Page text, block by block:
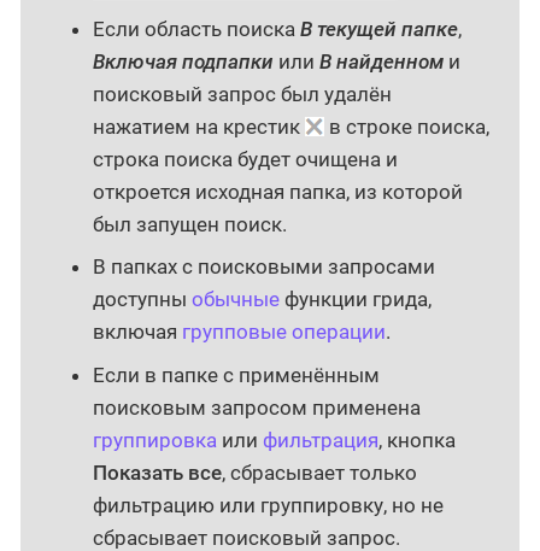
Если область поиска В текущей папке,
Включая подпапки или В найденноми
поисковый запрос был удалён
нажатием на крестик
в строке поиска,
строка поиска будет очищена и
откроется исходная папка, из которой
был запущен поиск.
В папках с поисковыми запросами
доступны обычныефункции грида,
включая групповые операции.
Если в папке с применённым
поисковым запросом применена
группировка или фильтрация, кнопка
Показать все, сбрасывает только
фильтрацию или группировку, но не
сбрасывает поисковый запрос.